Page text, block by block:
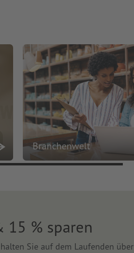
Branchenwelt
% sparen
Sie auf dem Laufenden über